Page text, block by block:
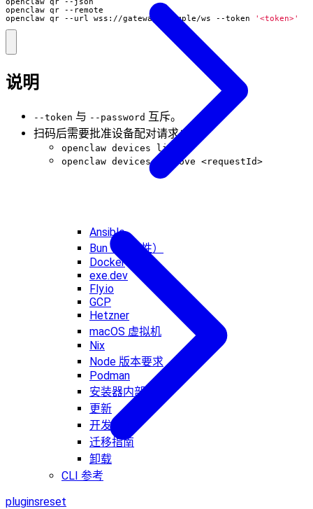
Ansible
Bun（实验性）
Docker
exe.dev
Fly.io
GCP
Hetzner
macOS 虚拟机
Nix
Node 版本要求
Podman
安装器内部机制
更新
开发渠道
迁移指南
卸载
CLI 参考
openclaw qr --url wss://gateway.example/ws --token
'<token>'
说明
--token 与 --password 互斥。
扫码后需要批准设备配对请求：
openclaw devices list
openclaw devices approve <requestId>
pluginsreset